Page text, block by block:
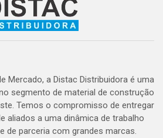
Mercado, a Distac Distribuidora é uma
segmento de material de construção
Temos o compromisso de entregar
aliados a uma dinâmica de trabalho
de parceria com grandes marcas.